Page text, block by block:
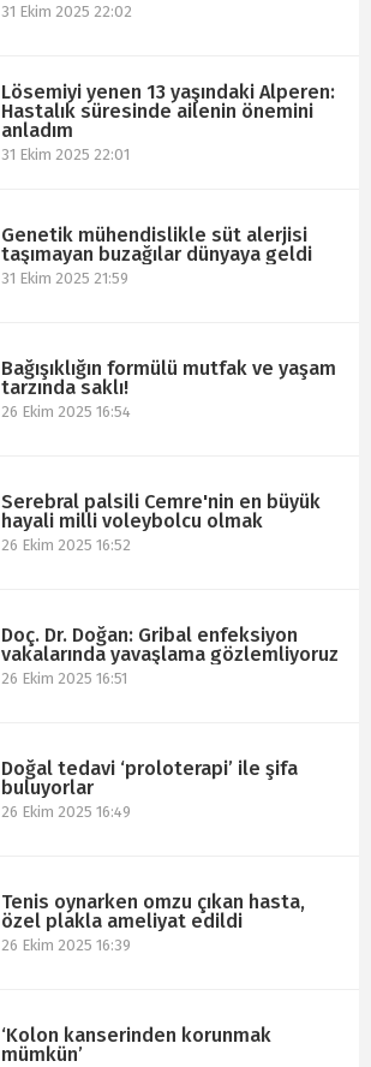
31 Ekim 2025 22:02
Lösemiyi yenen 13 yaşındaki Alperen:
Hastalık süresinde ailenin önemini
anladım
31 Ekim 2025 22:01
Genetik mühendislikle süt alerjisi
taşımayan buzağılar dünyaya geldi
31 Ekim 2025 21:59
Bağışıklığın formülü mutfak ve yaşam
tarzında saklı!
26 Ekim 2025 16:54
Serebral palsili Cemre'nin en büyük
hayali milli voleybolcu olmak
26 Ekim 2025 16:52
Doç. Dr. Doğan: Gribal enfeksiyon
vakalarında yavaşlama gözlemliyoruz
26 Ekim 2025 16:51
Doğal tedavi ‘proloterapi’ ile şifa
buluyorlar
26 Ekim 2025 16:49
Tenis oynarken omzu çıkan hasta,
özel plakla ameliyat edildi
26 Ekim 2025 16:39
‘Kolon kanserinden korunmak
mümkün’